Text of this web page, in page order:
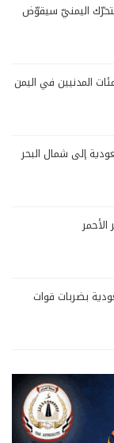
اليمنيّ سيقوّض
المدنيين في اليمن
إلى شمال البحر
بضربات قوات